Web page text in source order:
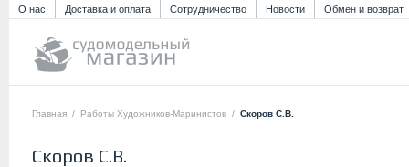
О нас Доставка и оплата Сотрудничество Новости Обмен и возврат
Главная / Работы Художников-Маринистов / Скоров С.В.
Скоров С.В.